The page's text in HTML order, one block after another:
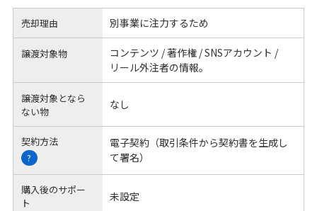
売却理由 別事業に注力するため
譲渡対象物
コンテンツ / 著作権 / SNSアカウント /
リール外注者の情報。
譲渡対象となら
ない物
なし
契約方法
?
電子契約（取引条件から契約書を生成し
て署名）
購入後のサポー
ト
未設定